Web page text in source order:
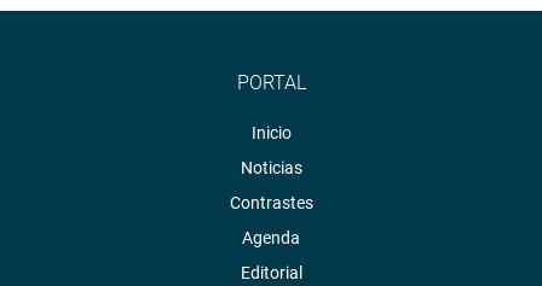
PORTAL
Inicio
Noticias
Contrastes
Agenda
Editorial